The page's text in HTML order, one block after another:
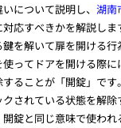
について説明し、湖南
応すべきかを解説し
を解いて扉を開ける
ってドアを開ける際
ることが「開錠」です
されている状態を解除
錠と同じ意味で使われ